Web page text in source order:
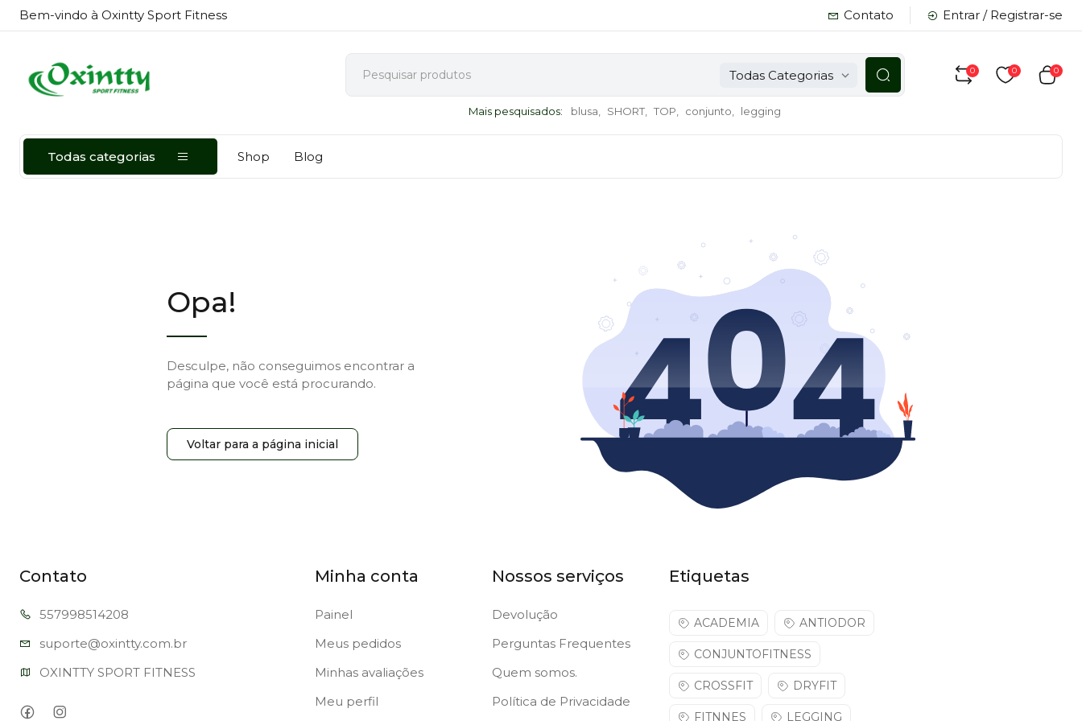
Bem-vindo à Oxintty Sport Fitness Contato Entrar / Registrar-se
Todas Categorias
Mais pesquisados: blusa, SHORT, TOP, conjunto, legging
0 0 0
Todas categorias Shop Blog
Opa!
Desculpe, não conseguimos encontrar a
página que você está procurando.
Voltar para a página inicial
Contato
557998514208
suporte@oxintty.com.br
OXINTTY SPORT FITNESS
Minha conta
Painel
Meus pedidos
Minhas avaliações
Meu perfil
Nossos serviços
Devolução
Perguntas Frequentes
Quem somos.
Política de Privacidade
Etiquetas
ACADEMIA ANTIODOR
CONJUNTOFITNESS
CROSSFIT DRYFIT
FITNNES LEGGING